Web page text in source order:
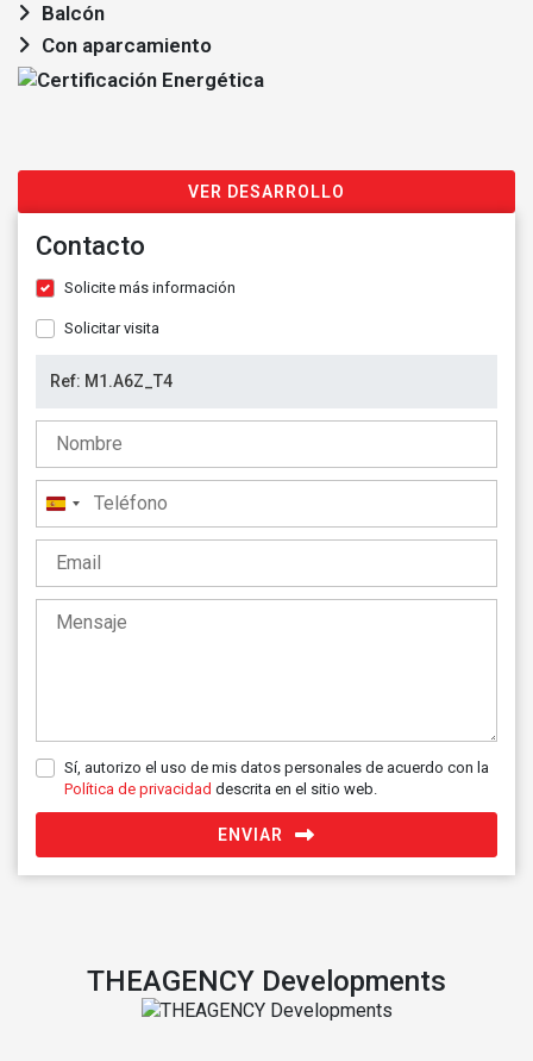
Balcón
Con aparcamiento
VER DESARROLLO
Contacto
Solicite más información
Solicitar visita
España
+34
Sí, autorizo el uso de mis datos personales de acuerdo con la
Política de privacidad descrita en el sitio web.
ENVIAR
THEAGENCY Developments